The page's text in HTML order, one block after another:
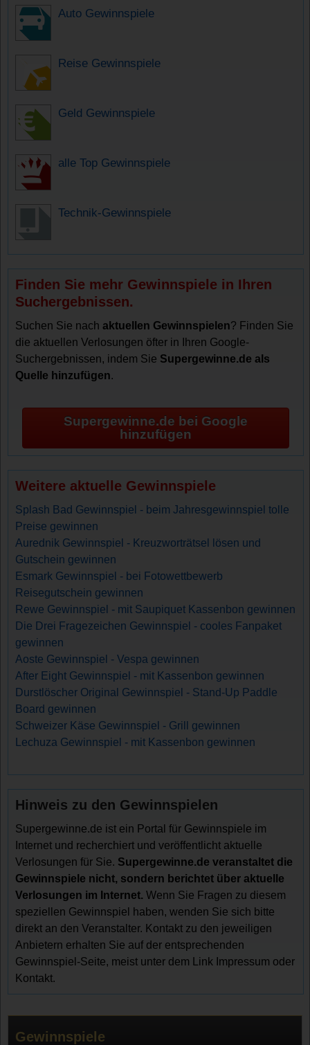
Auto Gewinnspiele
Reise Gewinnspiele
Geld Gewinnspiele
alle Top Gewinnspiele
Technik-Gewinnspiele
Finden Sie mehr Gewinnspiele in Ihren
Suchergebnissen.
Suchen Sie nachaktuellen Gewinnspielen? Finden Sie
die aktuellen Verlosungen öfter in Ihren Google-
Suchergebnissen, indem Sie Supergewinne.de als
Quelle hinzufügen.
Supergewinne.de bei Google
hinzufügen
Weitere aktuelle Gewinnspiele
Splash Bad Gewinnspiel - beim Jahresgewinnspiel tolle
Preise gewinnen
Aurednik Gewinnspiel - Kreuzworträtsel lösen und
Gutschein gewinnen
Esmark Gewinnspiel - bei Fotowettbewerb
Reisegutschein gewinnen
Rewe Gewinnspiel - mit Saupiquet Kassenbon gewinnen
Die Drei Fragezeichen Gewinnspiel - cooles Fanpaket
gewinnen
Aoste Gewinnspiel - Vespa gewinnen
After Eight Gewinnspiel - mit Kassenbon gewinnen
Durstlöscher Original Gewinnspiel - Stand-Up Paddle
Board gewinnen
Schweizer Käse Gewinnspiel - Grill gewinnen
Lechuza Gewinnspiel - mit Kassenbon gewinnen
Hinweis zu den Gewinnspielen
Supergewinne.de ist ein Portal für Gewinnspiele im
Internet und recherchiert und veröffentlicht aktuelle
Verlosungen für Sie. Supergewinne.de veranstaltet die
Gewinnspiele nicht, sondern berichtet über aktuelle
Verlosungen im Internet. Wenn Sie Fragen zu diesem
speziellen Gewinnspiel haben, wenden Sie sich bitte
direkt an den Veranstalter. Kontakt zu den jeweiligen
Anbietern erhalten Sie auf der entsprechenden
Gewinnspiel-Seite, meist unter dem Link Impressum oder
Kontakt.
Gewinnspiele